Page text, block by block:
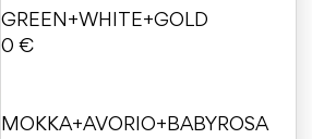
GREEN+WHITE+GOLD
0 €
MOKKA+AVORIO+BABYROSA